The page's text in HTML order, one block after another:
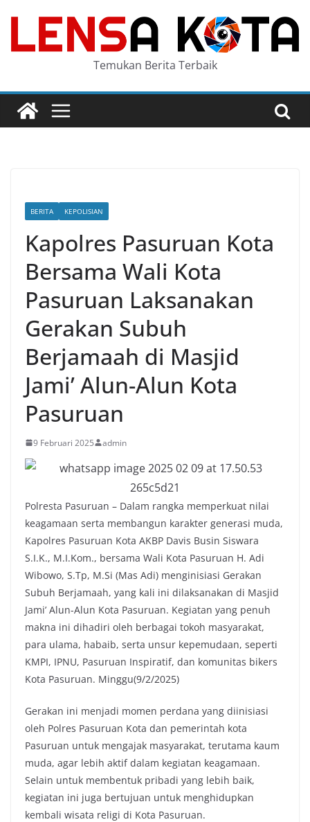
content
Temukan Berita Terbaik
BERITA KEPOLISIAN
Kapolres Pasuruan Kota
Bersama Wali Kota
Pasuruan Laksanakan
Gerakan Subuh
Berjamaah di Masjid
Jami’ Alun-Alun Kota
Pasuruan
9 Februari 2025 admin
Polresta Pasuruan – Dalam rangka memperkuat nilai
keagamaan serta membangun karakter generasi muda,
Kapolres Pasuruan Kota AKBP Davis Busin Siswara
S.I.K., M.I.Kom., bersama Wali Kota Pasuruan H. Adi
Wibowo, S.Tp, M.Si (Mas Adi) menginisiasi Gerakan
Subuh Berjamaah, yang kali ini dilaksanakan di Masjid
Jami’ Alun-Alun Kota Pasuruan. Kegiatan yang penuh
makna ini dihadiri oleh berbagai tokoh masyarakat,
para ulama, habaib, serta unsur kepemudaan, seperti
KMPI, IPNU, Pasuruan Inspiratif, dan komunitas bikers
Kota Pasuruan. Minggu(9/2/2025)
Gerakan ini menjadi momen perdana yang diinisiasi
oleh Polres Pasuruan Kota dan pemerintah kota
Pasuruan untuk mengajak masyarakat, terutama kaum
muda, agar lebih aktif dalam kegiatan keagamaan.
Selain untuk membentuk pribadi yang lebih baik,
kegiatan ini juga bertujuan untuk menghidupkan
kembali wisata religi di Kota Pasuruan.